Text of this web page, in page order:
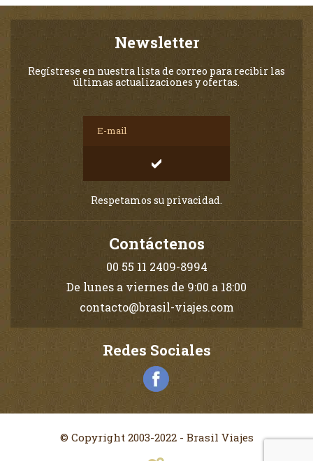
Newsletter
Regístrese en nuestra lista de correo para recibir las
últimas actualizaciones y ofertas.
Respetamos su privacidad.
Contáctenos
00 55 11 2409-8994
De lunes a viernes de 9:00 a 18:00
contacto@brasil-viajes.com
Redes Sociales
© Copyright 2003-2022 - Brasil Viajes